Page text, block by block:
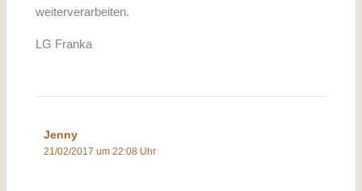
weiterverarbeiten.
LG Franka
Jenny
21/02/2017 um 22:08 Uhr